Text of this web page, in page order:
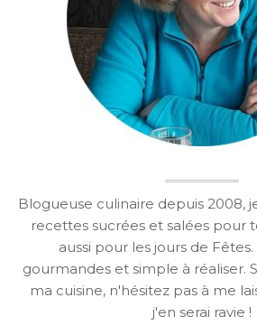
Blogueuse culinaire depuis 2008,
recettes sucrées et salées pour
aussi pour les jours de
gourmandes et simple à réaliser.
ma cuisine, n'hésitez pas à me
j'en serai ravie !